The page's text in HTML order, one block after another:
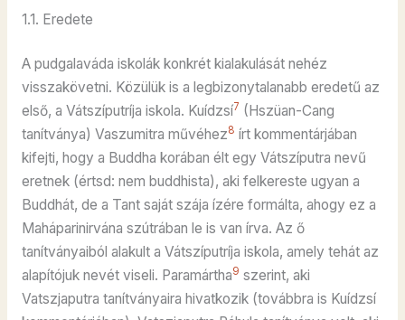
1.1. Eredete
A pudgalaváda iskolák konkrét kialakulását nehéz
visszakövetni. Közülük is a legbizonytalanabb eredetű az
első, a Vátszíputríja iskola. Kuídzsí7 (Hszüan-Cang
tanítványa) Vaszumitra művéhez8 írt kommentárjában
kifejti, hogy a Buddha korában élt egy Vátszíputra nevű
eretnek (értsd: nem buddhista), aki felkereste ugyan a
Buddhát, de a Tant saját szája ízére formálta, ahogy ez a
Maháparinirvána szútrában le is van írva. Az ő
tanítványaiból alakult a Vátszíputríja iskola, amely tehát az
alapítójuk nevét viseli. Paramártha9 szerint, aki
Vatszjaputra tanítványaira hivatkozik (továbbra is Kuídzsí